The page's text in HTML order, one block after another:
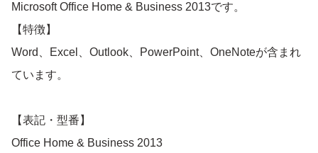
Microsoft Office Home & Business 2013です。
【特徴】
Word、Excel、Outlook、PowerPoint、OneNoteが含まれ
ています。
【表記・型番】
Office Home & Business 2013